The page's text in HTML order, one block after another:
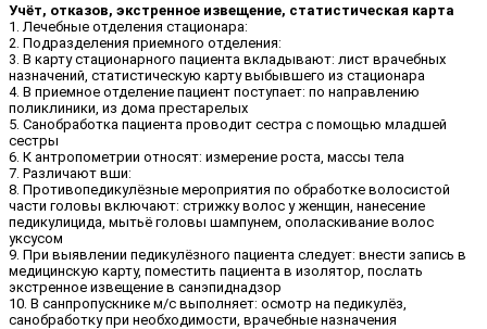
Учёт, отказов, экстренное извещение, статистическая карта
1. Лечебные отделения стационара:
2. Подразделения приемного отделения:
3. В карту стационарного пациента вкладывают: лист врачебных
назначений, статистическую карту выбывшего из стационара
4. В приемное отделение пациент поступает: по направлению
поликлиники, из дома престарелых
5. Санобработка пациента проводит сестра с помощью младшей
сестры
6. К антропометрии относят: измерение роста, массы тела
7. Различают вши:
8. Противопедикулёзные мероприятия по обработке волосистой
части головы включают: стрижку волос у женщин, нанесение
педикулицида, мытьё головы шампунем, ополаскивание волос
уксусом
9. При выявлении педикулёзного пациента следует: внести запись в
медицинскую карту, поместить пациента в изолятор, послать
экстренное извещение в санэпиднадзор
10. В санпропускнике м/с выполняет: осмотр на педикулёз,
санобработку при необходимости, врачебные назначения